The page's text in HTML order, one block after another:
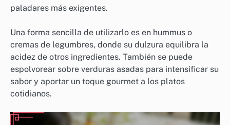
paladares más exigentes.
Una forma sencilla de utilizarlo es en hummus o
cremas de legumbres, donde su dulzura equilibra la
acidez de otros ingredientes. También se puede
espolvorear sobre verduras asadas para intensificar su
sabor y aportar un toque gourmet a los platos
cotidianos.